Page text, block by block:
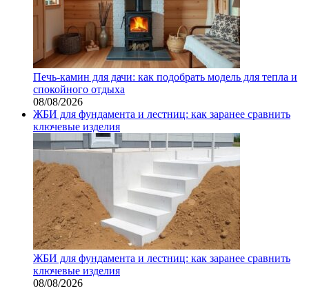
Печь-камин для дачи: как подобрать модель для тепла и
спокойного отдыха
08/08/2026
ЖБИ для фундамента и лестниц: как заранее сравнить
ключевые изделия
ЖБИ для фундамента и лестниц: как заранее сравнить
ключевые изделия
08/08/2026